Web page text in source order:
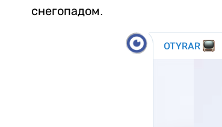
снегопадом.